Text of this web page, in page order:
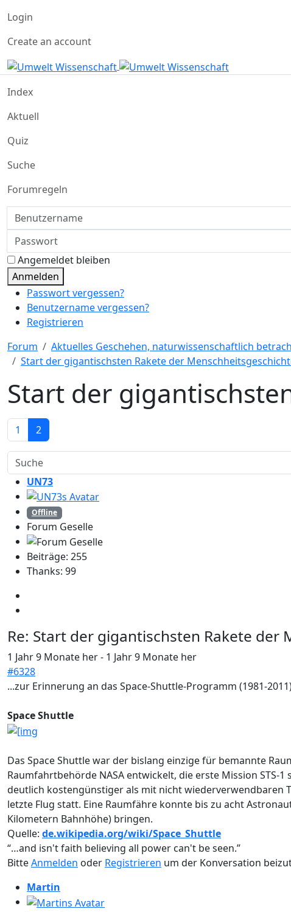
Login
Create an account
Index
Aktuell
Quiz
Suche
Forumregeln
Benutzername
Passwort
Angemeldet bleiben
Anmelden
Passwort vergessen?
Benutzername vergessen?
Registrieren
Forum
Aktuelles Geschehen, naturwissenschaftlich
Start der gigantischsten Rakete der
Start der
1 2
UN73
Offline
Forum Geselle
Beiträge: 255
Thanks: 99
Re: Start der gigantischsten Rakete der
1 Jahr 9 Monate her- 1 Jahr 9 Monate her
#6328
...zur Erinne­rung an das Space-Shuttle-Programm (1981-
Space Shuttle
Das Space Shuttle war der bislang einzige für bemannte
Raumfahrtbehörde NASA entwickelt, die erste Mission STS-
deutlich kostengünstiger als mit nicht wiederverwendbaren
letzte Flug statt. Eine Raumfähre konnte bis zu acht
Kilometern Bahnhöhe) bringen.
Quelle: de.wikipedia.org/wiki/Space_Shuttle
“…and isn't faith believing all power can't be seen.”
BitteAnmelden oder Registrieren um der Konversation
Martin